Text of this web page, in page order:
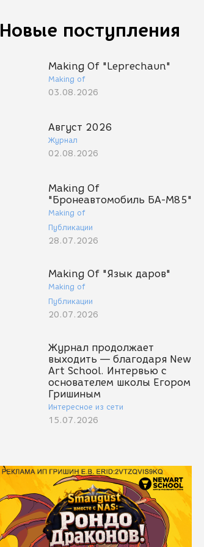
Новые поступления
Making Of "Leprechaun"
Making of
03.08.2026
Август 2026
Журнал
02.08.2026
Making Of
"Бронеавтомобиль БА-М85"
Making of
Публикации
28.07.2026
Making Of "Язык даров"
Making of
Публикации
20.07.2026
Журнал продолжает
выходить — благодаря New
Art School. Интервью с
основателем школы Егором
Гришиным
Интересное из сети
15.07.2026